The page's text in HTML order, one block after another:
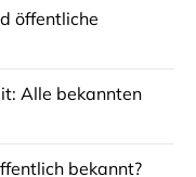
öffentliche
Alle bekannten
bekannt?